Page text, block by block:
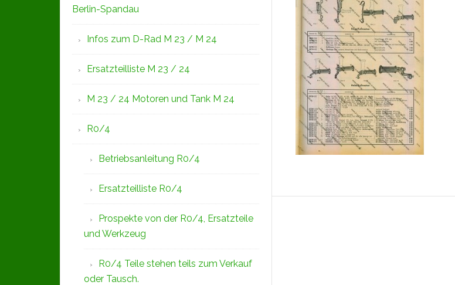
Berlin-Spandau
Infos zum D-Rad M 23 / M 24
Ersatzteilliste M 23 / 24
M 23 / 24 Motoren und Tank M 24
R0/4
Betriebsanleitung R0/4
Ersatzteilliste R0/4
Prospekte von der R0/4, Ersatzteile
und Werkzeug
R0/4 Teile stehen teils zum Verkauf
oder Tausch.